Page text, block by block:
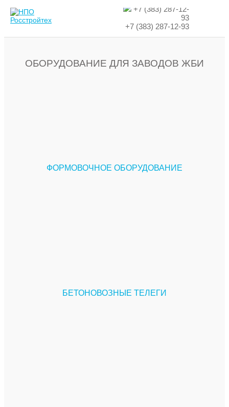
+7 (383) 287-12-
93
+7 (383) 287-12-93
ОБОРУДОВАНИЕ ДЛЯ ЗАВОДОВ ЖБИ
ФОРМОВОЧНОЕ ОБОРУДОВАНИЕ
БЕТОНОВОЗНЫЕ ТЕЛЕГИ